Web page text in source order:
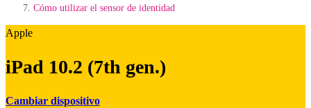
Cómo utilizar el sensor de identidad
Apple
iPad 10.2 (7th gen.)
Cambiar dispositivo